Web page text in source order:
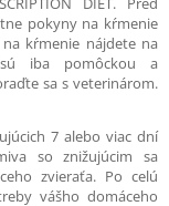
pokyny na kŕmenie
kŕmenie nájdete na
iba pomôckou a
sa s veterinárom.
7 alebo viac dní
so znižujúcim sa
zvieraťa. Po celú
vášho domáceho